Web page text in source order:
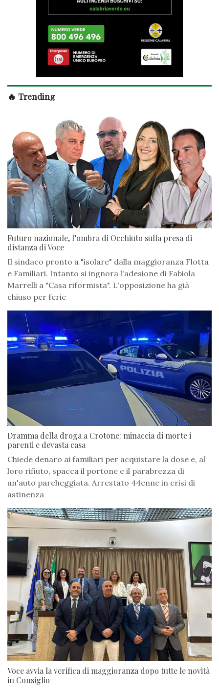
🔥 Trending
Futuro nazionale, l’ombra di Occhiuto sulla presa di
distanza di Voce
Il sindaco pronto a "isolare" dalla maggioranza Flotta
e Familiari. Intanto si ingnora l'adesione di Fabiola
Marrelli a "Casa riformista". L'opposizione ha già
chiuso per ferie
Dramma della droga a Crotone: minaccia di morte i
parenti e devasta casa
Chiede denaro ai familiari per acquistare la dose e, al
loro rifiuto, spacca il portone e il parabrezza di
un'auto parcheggiata. Arrestato 44enne in crisi di
astinenza
Voce avvia la verifica di maggioranza dopo tutte le novità
in Consiglio